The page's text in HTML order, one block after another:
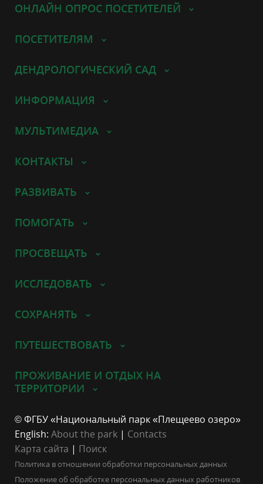
ОНЛАЙН ОПРОС ПОСЕТИТЕЛЕЙ
ПОСЕТИТЕЛЯМ
ДЕНДРОЛОГИЧЕСКИЙ САД
ИНФОРМАЦИЯ
МУЛЬТИМЕДИА
КОНТАКТЫ
РАЗВИВАТЬ
ПОМОГАТЬ
ПРОСВЕЩАТЬ
ИССЛЕДОВАТЬ
СОХРАНЯТЬ
ПУТЕШЕСТВОВАТЬ
ПРОЖИВАНИЕ И ОТДЫХ НА
ТЕРРИТОРИИ
© ФГБУ «Национальный парк «Плещеево озеро»
English: About the park | Contacts
Карта сайта | Поиск
Политика в отношении обработки персональных данных
Положение об обработке персональных данных работников